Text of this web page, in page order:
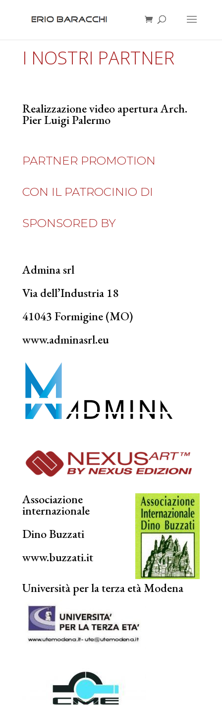
I NOSTRI PARTNER
Realizzazione video apertura Arch.
Pier Luigi Palermo
PARTNER PROMOTION
CON IL PATROCINIO DI
SPONSORED BY
Admina srl
Via dell’Industria 18
41043 Formigine (MO)
www.adminasrl.eu
Associazione
internazionale
Dino Buzzati
www.buzzati.it
Università per la terza età Modena